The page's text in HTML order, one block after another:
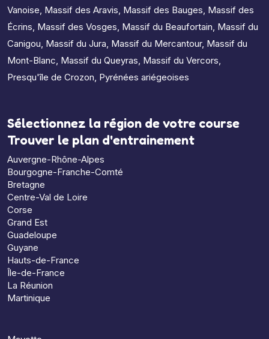
Vanoise, Massif des Aravis, Massif des Bauges, Massif des
Écrins, Massif des Vosges, Massif du Beaufortain, Massif du
Canigou, Massif du Jura, Massif du Mercantour, Massif du
Mont-Blanc, Massif du Queyras, Massif du Vercors,
Presqu'île de Crozon, Pyrénées ariégeoises
Sélectionnez la région de votre course
Trouver le plan d'entrainement
Auvergne-Rhône-Alpes
Bourgogne-Franche-Comté
Bretagne
Centre-Val de Loire
Corse
Grand Est
Guadeloupe
Guyane
Hauts-de-France
Île-de-France
La Réunion
Martinique